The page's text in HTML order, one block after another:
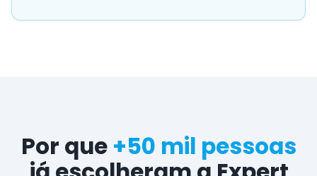
Por que +50 mil pessoas